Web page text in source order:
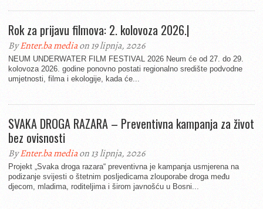
Rok za prijavu filmova: 2. kolovoza 2026.|
ByEnter.ba mediaon 19 lipnja, 2026
NEUM UNDERWATER FILM FESTIVAL 2026 Neum će od 27. do 29.
kolovoza 2026. godine ponovno postati regionalno središte podvodne
umjetnosti, filma i ekologije, kada će...
SVAKA DROGA RAZARA – Preventivna kampanja za život
bez ovisnosti
ByEnter.ba mediaon 13 lipnja, 2026
Projekt „Svaka droga razara“ preventivna je kampanja usmjerena na
podizanje svijesti o štetnim posljedicama zlouporabe droga među
djecom, mladima, roditeljima i širom javnošću u Bosni...